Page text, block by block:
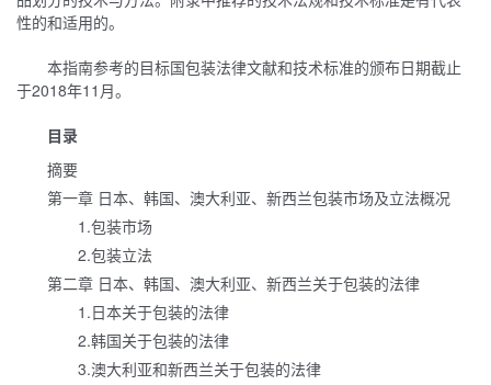
性的和适用的。
本指南参考的目标国包装法律文献和技术标准的颁布日期截止
于2018年11月。
目录
摘要
第一章 日本、韩国、澳大利亚、新西兰包装市场及立法概况
1.包装市场
2.包装立法
第二章 日本、韩国、澳大利亚、新西兰关于包装的法律
1.日本关于包装的法律
2.韩国关于包装的法律
3.澳大利亚和新西兰关于包装的法律